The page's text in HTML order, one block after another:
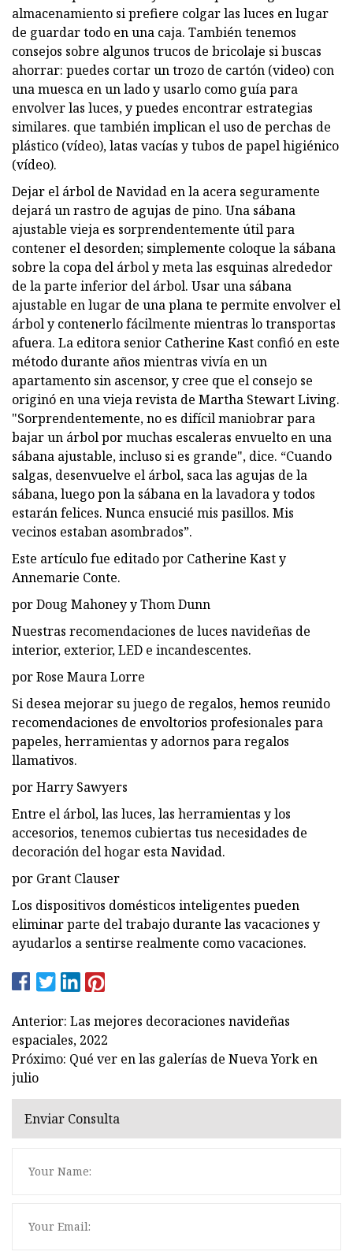
almacenamiento si prefiere colgar las luces en lugar
de guardar todo en una caja. También tenemos
consejos sobre algunos trucos de bricolaje si buscas
ahorrar: puedes cortar un trozo de cartón (video) con
una muesca en un lado y usarlo como guía para
envolver las luces, y puedes encontrar estrategias
similares. que también implican el uso de perchas de
plástico (vídeo), latas vacías y tubos de papel higiénico
(vídeo).
Dejar el árbol de Navidad en la acera seguramente
dejará un rastro de agujas de pino. Una sábana
ajustable vieja es sorprendentemente útil para
contener el desorden; simplemente coloque la sábana
sobre la copa del árbol y meta las esquinas alrededor
de la parte inferior del árbol. Usar una sábana
ajustable en lugar de una plana te permite envolver el
árbol y contenerlo fácilmente mientras lo transportas
afuera. La editora senior Catherine Kast confió en este
método durante años mientras vivía en un
apartamento sin ascensor, y cree que el consejo se
originó en una vieja revista de Martha Stewart Living.
"Sorprendentemente, no es difícil maniobrar para
bajar un árbol por muchas escaleras envuelto en una
sábana ajustable, incluso si es grande", dice. “Cuando
salgas, desenvuelve el árbol, saca las agujas de la
sábana, luego pon la sábana en la lavadora y todos
estarán felices. Nunca ensucié mis pasillos. Mis
vecinos estaban asombrados”.
Este artículo fue editado por Catherine Kast y
Annemarie Conte.
por Doug Mahoney y Thom Dunn
Nuestras recomendaciones de luces navideñas de
interior, exterior, LED e incandescentes.
por Rose Maura Lorre
Si desea mejorar su juego de regalos, hemos reunido
recomendaciones de envoltorios profesionales para
papeles, herramientas y adornos para regalos
llamativos.
por Harry Sawyers
Entre el árbol, las luces, las herramientas y los
accesorios, tenemos cubiertas tus necesidades de
decoración del hogar esta Navidad.
por Grant Clauser
Los dispositivos domésticos inteligentes pueden
eliminar parte del trabajo durante las vacaciones y
ayudarlos a sentirse realmente como vacaciones.
Anterior: Las mejores decoraciones navideñas
espaciales, 2022
Próximo: Qué ver en las galerías de Nueva York en
julio
Enviar Consulta